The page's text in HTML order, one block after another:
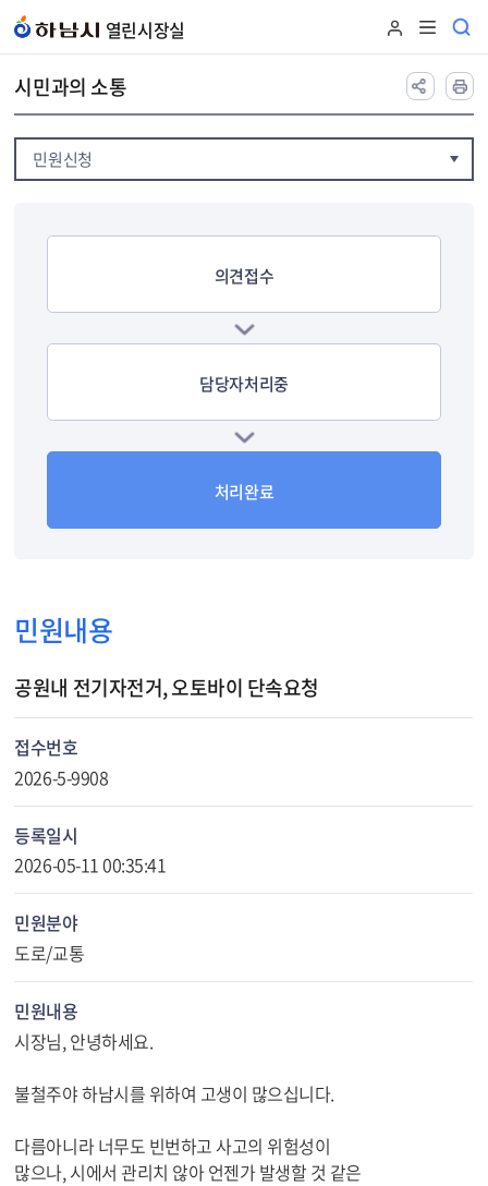
열린시장실
시민과의 소통
민원신청
의견접수
담당자처리중
처리완료
민원내용
공원내 전기자전거, 오토바이 단속요청
접수번호
2026-5-9908
등록일시
2026-05-11 00:35:41
민원분야
도로/교통
민원내용
시장님, 안녕하세요.
불철주야 하남시를 위하여 고생이 많으십니다.
다름아니라 너무도 빈번하고 사고의 위험성이
많으나, 시에서 관리치 않아 언젠가 발생할 것 같은